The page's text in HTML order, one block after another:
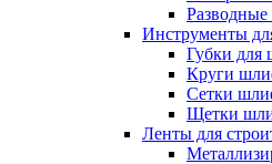
Инструменты
Губки для
Круги
Сетки
Щетки
Ленты для